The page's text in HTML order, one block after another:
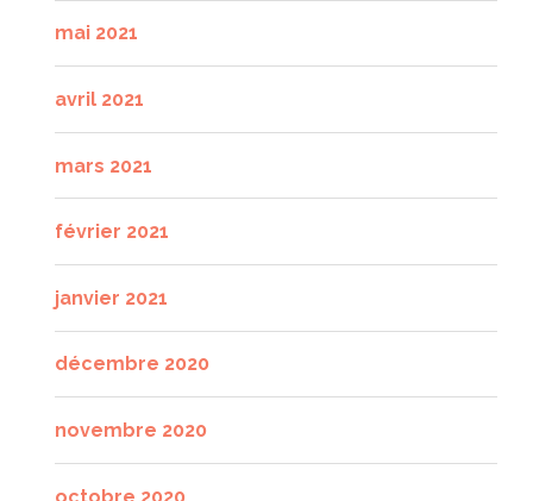
mai 2021
avril 2021
mars 2021
février 2021
janvier 2021
décembre 2020
novembre 2020
octobre 2020